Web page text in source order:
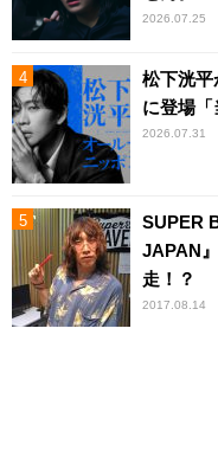
2026.07.25
松下洸平
に登場「
2026.07.31
SUPER
JAPAN
走！？
2017.08.14